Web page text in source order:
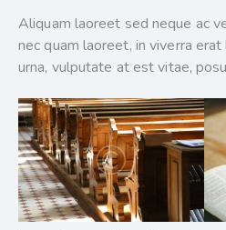
Aliquam laoreet sed neque ac
nec quam laoreet, in viverra
urna, vulputate at est vitae,